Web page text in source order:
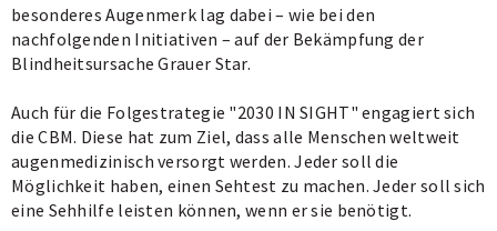
besonderes Augenmerk lag dabei – wie bei den
nachfolgenden Initiativen – auf der Bekämpfung der
Blindheitsursache Grauer Star.
Auch für die Folgestrategie "2030 IN SIGHT" engagiert sich
die CBM. Diese hat zum Ziel, dass alle Menschen weltweit
augenmedizinisch versorgt werden. Jeder soll die
Möglichkeit haben, einen Sehtest zu machen. Jeder soll sich
eine Sehhilfe leisten können, wenn er sie benötigt.